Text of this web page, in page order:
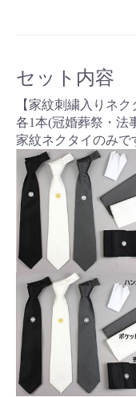
お買い物
セット内容
【家紋刺繍入りネ
各1本(冠婚葬祭・法
家紋ネクタイのみで